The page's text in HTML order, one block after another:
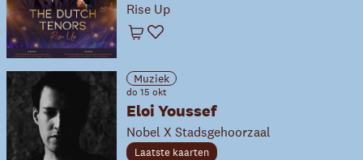
Rise Up
Winkelwagen
Favoriet
Muziek
do 15 okt
Eloi Youssef
Nobel X Stadsgehoorzaal
Laatste kaarten